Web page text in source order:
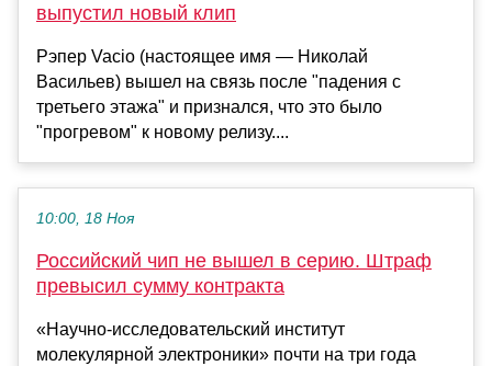
выпустил новый клип
Рэпер Vacio (настоящее имя — Николай
Васильев) вышел на связь после "падения с
третьего этажа" и признался, что это было
"прогревом" к новому релизу....
10:00, 18 Ноя
Российский чип не вышел в серию. Штраф
превысил сумму контракта
«Научно-исследовательский институт
молекулярной электроники» почти на три года